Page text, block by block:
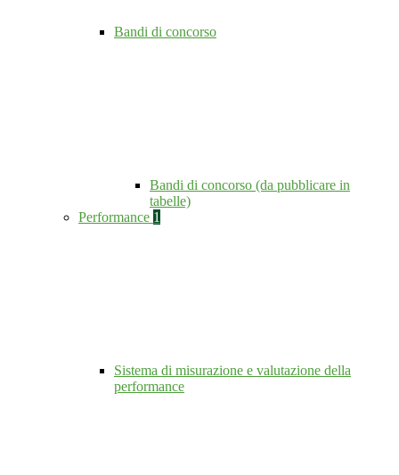
Bandi di concorso
Bandi di concorso (da pubblicare in
tabelle)
Performance 1
Sistema di misurazione e valutazione della
performance